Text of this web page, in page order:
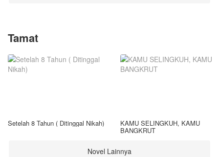
Tamat
Setelah 8 Tahun ( Ditinggal Nikah) KAMU SELINGKUH, KAMU
BANGKRUT
Novel Lainnya